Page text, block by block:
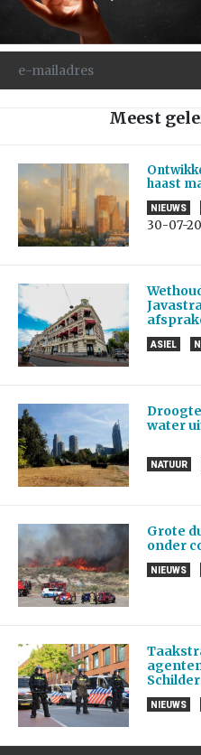
Meest
haast
NIEUWS
30-07-
ASIEL
water
NATUUR
Grote
onder
NIEUWS
NIEUWS